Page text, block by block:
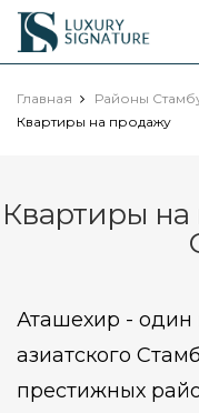
Luxury
Signature
Главная Районы
Квартиры на продажу
Квартиры
Аташехир - один
азиатского
престижных